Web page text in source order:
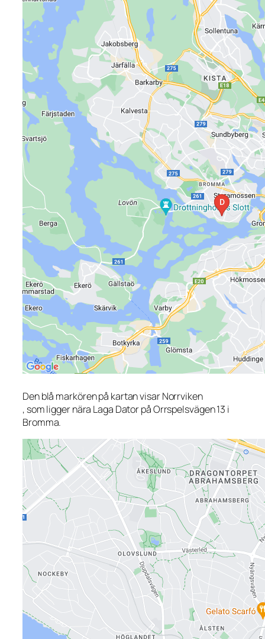
Den blå markören på kartan visar Norrviken
, som ligger nära Laga Dator på Orrspelsvägen 13 i
Bromma.